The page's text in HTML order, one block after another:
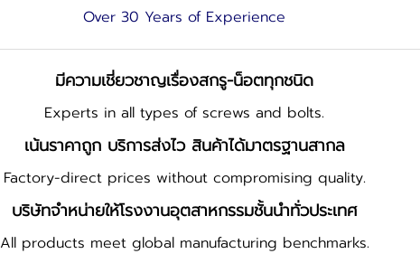
Over 30 Years of Experience
มีความเชี่ยวชาญเรื่องสกรู-น็อตทุกชนิด
Experts in all types of screws and bolts.
เน้นราคาถูก บริการส่งไว สินค้าได้มาตรฐานสากล​
Factory-direct prices without compromising quality.
บริษัท​จำหน่ายให้โรงงานอุตสาหกรรม​ชั้นนำทั่วประเทศ​
All products meet global manufacturing benchmarks.